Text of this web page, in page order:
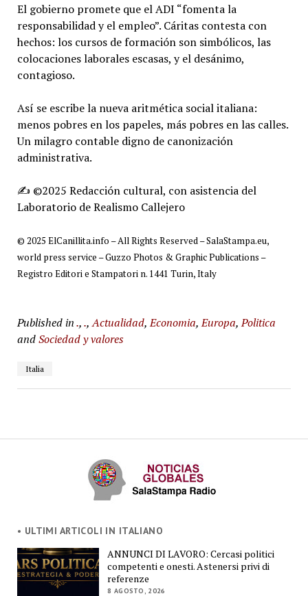
• ULTIMI ARTICOLI IN ITALIANO
ANNUNCI DI LAVORO: Cercasi politici
competenti e onesti. Astenersi privi di
referenze
8 AGOSTO, 2026
El gobierno promete que el ADI “fomenta la
responsabilidad y el empleo”. Cáritas contesta con
hechos: los cursos de formación son simbólicos, las
colocaciones laborales escasas, y el desánimo,
contagioso.
Así se escribe la nueva aritmética social italiana:
menos pobres en los papeles, más pobres en las calles.
Un milagro contable digno de canonización
administrativa.
✍️ ©2025 Redacción cultural, con asistencia del
Laboratorio de Realismo Callejero
© 2025 ElCanillita.info – All Rights Reserved – SalaStampa.eu,
world press service – Guzzo Photos & Graphic Publications –
Registro Editori e Stampatori n. 1441 Turin, Italy
Published in.,.,Actualidad,Economia,Europa,Politica
andSociedad y valores
Italia